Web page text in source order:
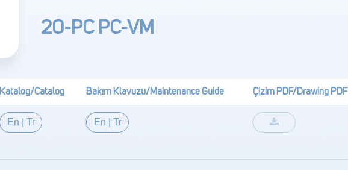
20-PC PC-VM
Katalog/Catalog Bakım Klavuzu/Maintenance Guide Çizim PDF/Drawing PDF
En Tr En Tr